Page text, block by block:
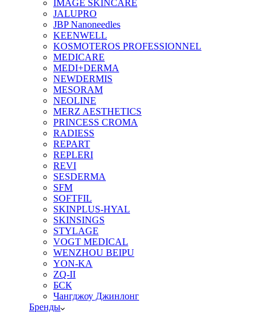
IMAGE SKINCARE
JALUPRO
JBP Nanoneedles
KEENWELL
KOSMOTEROS PROFESSIONNEL
MEDICARE
MEDI+DERMA
NEWDERMIS
MESORAM
NEOLINE
MERZ AESTHETICS
PRINCESS CROMA
RADIESS
REPART
REPLERI
REVI
SESDERMA
SFM
SOFTFIL
SKINPLUS-HYAL
SKINSINGS
STYLAGE
VOGT MEDICAL
WENZHOU BEIPU
YON-KA
ZQ-II
БСК
Чангджоу Джинлонг
Бренды